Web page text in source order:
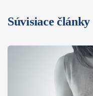
Súvisiace články